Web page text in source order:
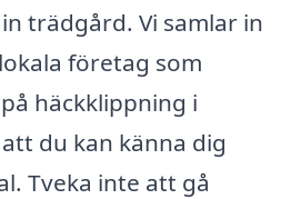
trädgård. Vi samlar in
företag som
häckklippning i
du kan känna dig
Tveka inte att gå